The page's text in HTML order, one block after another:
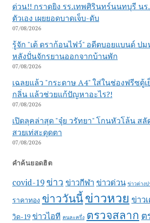
ด่วน!! กราดยิง รร.เทพศิรินทร์นนทบุรี น
ตัวเอง เผยยอดบาดเจ็บ-ดับ
07/08/2026
รู้จัก "เต้ ดราก้อนไฟว์" อดีตบอยแบนด์ ป
หลังปั่นจักรยานออกจากบ้านพัก
07/08/2026
เฉลยแล้ว "กระดาษ A4" ใส่ในช่องฟรีซตู้
กลิ่น แล้วช่วยแก้ปัญหาอะไร?!
07/08/2026
เปิดลุคล่าสุด "จุ๋ย วรัทยา" โกนหัวโล้น ส
สวยเท่สะดุดตา
07/08/2026
คำค้นยอดฮิต
covid-19 ข่าว ข่าวกีฬา ข่าวด่วน ข่าวต่างป
ราคาทอง ข่าววันนี้ข่าวหวย ข่าว
วิด-19 ข่าวไอที คนละครึ่ง ตรวจสลาก ต